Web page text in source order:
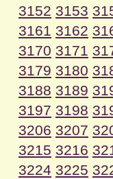
3152 3153
3161 3162
3170 3171
3179 3180
3188 3189
3197 3198
3206 3207
3215 3216
3224 3225